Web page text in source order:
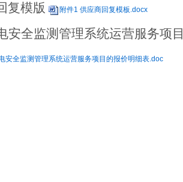
复模版 附件1 供应商回复模板.docx
安全监测管理系统运营服务项目
安全监测管理系统运营服务项目的报价明细表.doc